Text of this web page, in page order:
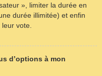
», limiter la durée en
durée illimitée) et enfin
vote.
d’options à mon